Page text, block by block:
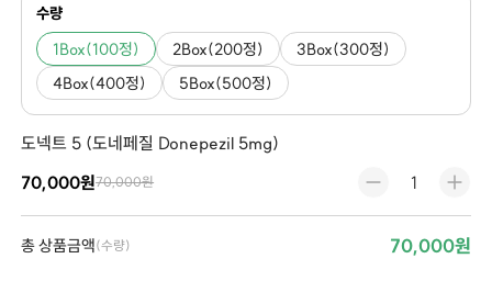
수량
1Box(100정) 2Box(200정)
3Box(300정)
4Box(400정)
5Box(500정)
도넥트 5 (도네페질 Donepezil 5mg)
70,000원70,000원
총 상품금액(수량) 70,000원